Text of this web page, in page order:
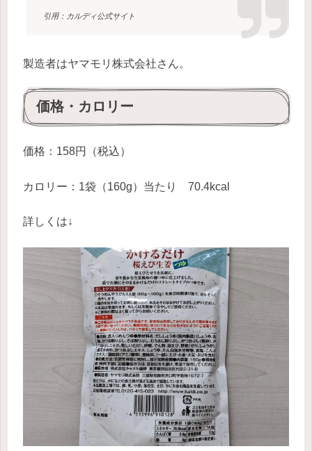
引用：カルディ公式サイト
製造者はヤマモリ株式会社さん。
価格・カロリー
価格：158円（税込）
カロリー：1袋（160g）当たり 70.4kcal
詳しくは↓